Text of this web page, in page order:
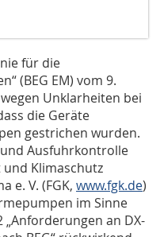
für die
(BEG EM) vom 9.
Unklarheiten bei
die Geräte
gestrichen wurden.
Ausfuhrkontrolle
Klimaschutz
e. V. (FGK, www.fgk.de)
im Sinne
an DX-